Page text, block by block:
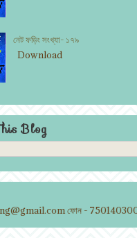
নেট ফড়িং সংখ্যা- ১৭৯
Download
Blog
ফোন - 7501403002